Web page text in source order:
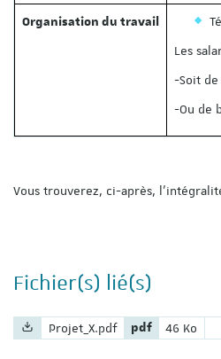
Organisation du travail
Les
-Soit
-Ou de
Vous trouverez, ci-après,
Fichier(s) lié(s)
Nom du fichier :
Projet_X.pdf Extension du
pdf Poids du
46 Ko